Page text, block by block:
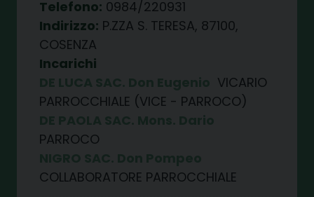
Telefono: 0984/220931
Indirizzo: P.ZZA S. TERESA, 87100,
COSENZA
Incarichi
VICARIO
PARROCCHIALE (VICE - PARROCO)
PARROCO
COLLABORATORE PARROCCHIALE